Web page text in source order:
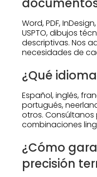
Word, PDF,
USPTO, dibujos
descriptivas. Nos
necesidades de
¿Qué
Español, inglés,
portugués,
otros.
combinaciones
¿Cómo
precisión